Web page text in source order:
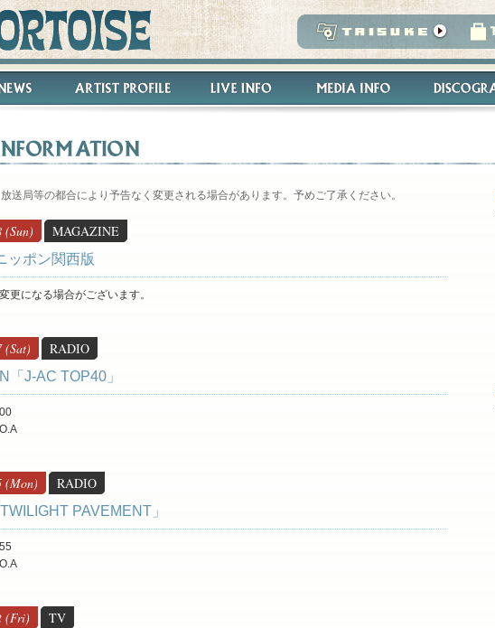
送局等の都合により予告なく変更される場合があります。予めご了承ください。
(Sun) MAGAZINE
ッポン関西版
更になる場合がございます。
(Sat) RADIO
「J-AC TOP40」
(Mon) RADIO
PAVEMENT」
(Fri) TV